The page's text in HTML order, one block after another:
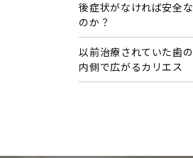
後症状がなければ安全な
のか？
以前治療されていた歯の
内側で広がるカリエス